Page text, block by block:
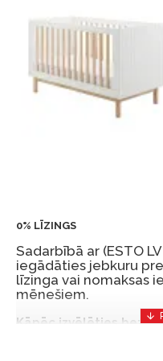
0% LĪZINGS
Sadarbībā ar (ESTO
iegādāties jebkuru
līzinga vai nomaksas
mēnešiem.
Kāpēc izvēlēties